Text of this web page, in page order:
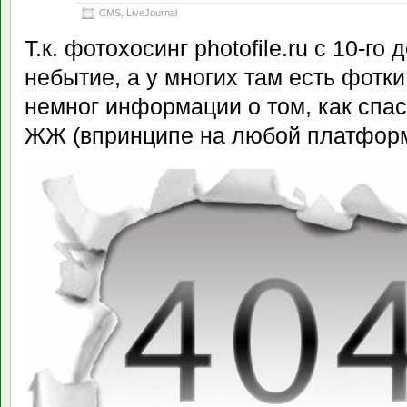
CMS LiveJournal
Т.к. фотохосинг photofile.ru с 10-го
небытие, а у многих там есть
немног информации о том, как
ЖЖ (впринципе на любой